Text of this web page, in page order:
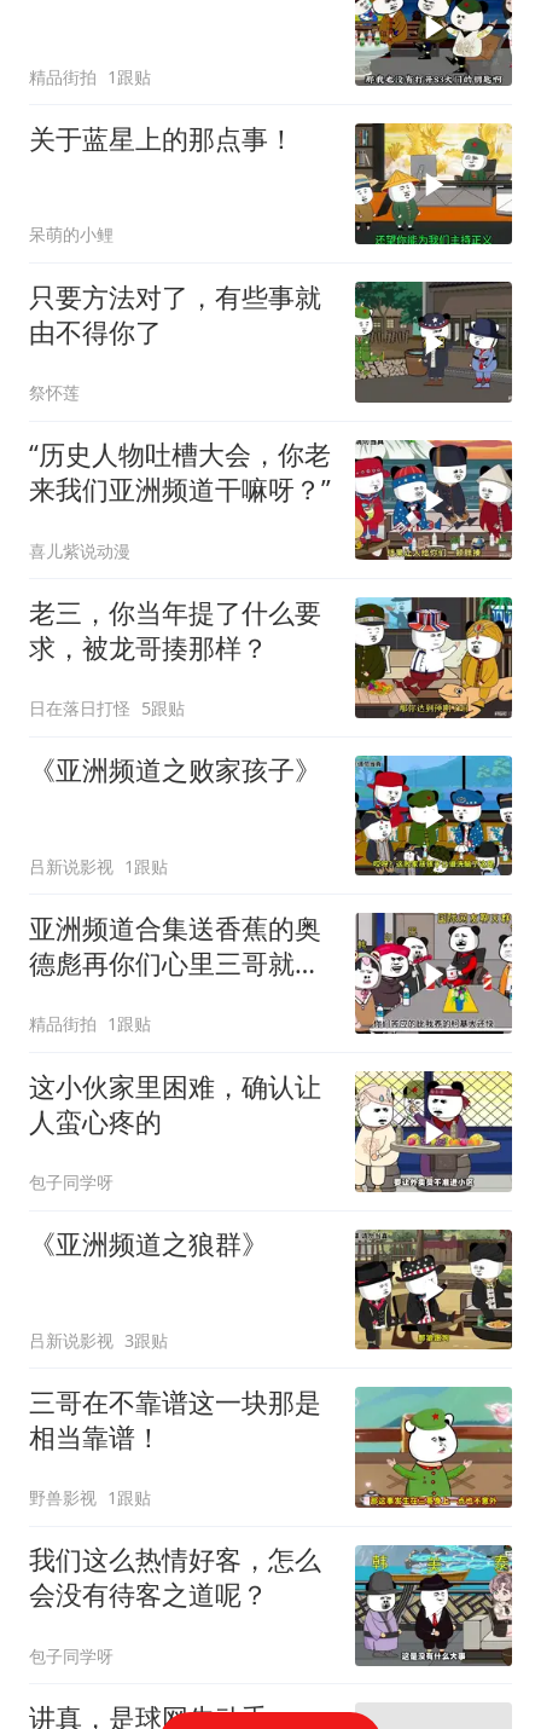
精品街拍 1跟贴
关于蓝星上的那点事！
呆萌的小鲤
只要方法对了，有些事就
由不得你了
祭怀莲
“历史人物吐槽大会，你老
来我们亚洲频道干嘛呀？”
喜儿紫说动漫
老三，你当年提了什么要
求，被龙哥揍那样？
日在落日打怪 5跟贴
《亚洲频道之败家孩子》
吕新说影视 1跟贴
亚洲频道合集送香蕉的奥
德彪再你们心里三哥就是
精品街拍 1跟贴
这小伙家里困难，确认让
人蛮心疼的
包子同学呀
《亚洲频道之狼群》
吕新说影视 3跟贴
三哥在不靠谱这一块那是
相当靠谱！
野兽影视 1跟贴
我们这么热情好客，怎么
会没有待客之道呢？
包子同学呀
讲真，是球网先动手